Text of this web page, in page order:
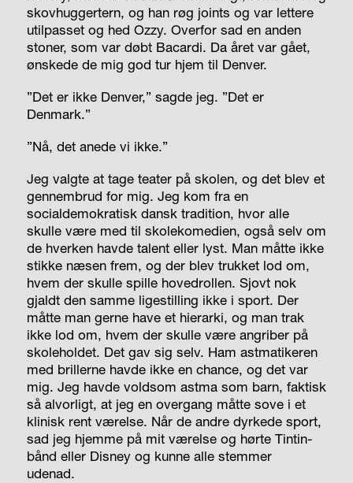
skovhuggertern, og han røg joints og var lettere
utilpasset og hed Ozzy. Overfor sad en anden
stoner, som var døbt Bacardi. Da året var gået,
ønskede de mig god tur hjem til Denver.
”Det er ikke Denver,” sagde jeg. ”Det er
Denmark.”
”Nå, det anede vi ikke.”
Jeg valgte at tage teater på skolen, og det blev et
gennembrud for mig. Jeg kom fra en
socialdemokratisk dansk tradition, hvor alle
skulle være med til skolekomedien, også selv om
de hverken havde talent eller lyst. Man måtte ikke
stikke næsen frem, og der blev trukket lod om,
hvem der skulle spille hovedrollen. Sjovt nok
gjaldt den samme ligestilling ikke i sport. Der
måtte man gerne have et hierarki, og man trak
ikke lod om, hvem der skulle være angriber på
skoleholdet. Det gav sig selv. Ham astmatikeren
med brillerne havde ikke en chance, og det var
mig. Jeg havde voldsom astma som barn, faktisk
så alvorligt, at jeg en overgang måtte sove i et
klinisk rent værelse. Når de andre dyrkede sport,
sad jeg hjemme på mit værelse og hørte Tintin-
bånd eller Disney og kunne alle stemmer
udenad.